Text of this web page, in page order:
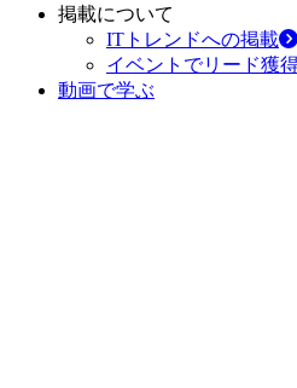
掲載について
ITトレンドへの掲載
イベントでリード獲
動画で学ぶ